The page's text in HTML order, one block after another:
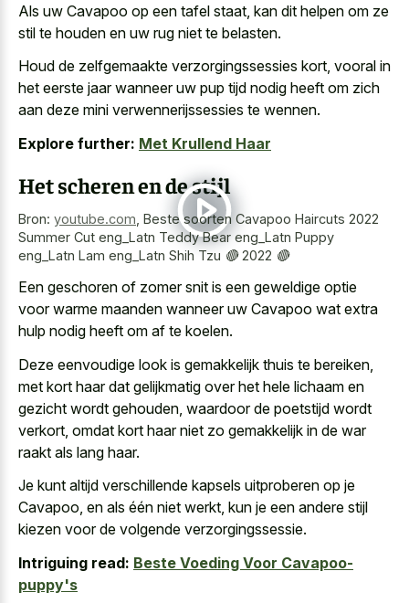
Als uw Cavapoo op een tafel staat, kan dit helpen om ze
stil te houden en uw rug niet te belasten.
Houd de zelfgemaakte verzorgingssessies kort, vooral in
het eerste jaar wanneer uw pup tijd nodig heeft om zich
aan deze mini verwennerijssessies te wennen.
Explore further: Met Krullend Haar
Het scheren en de stijl
Bron: youtube.com Beste soorten Cavapoo Haircuts 2022
Summer Cut eng_Latn Teddy Bear eng_Latn Puppy
eng_Latn Lam eng_Latn Shih Tzu 🔴 2022 🔴
Een geschoren of zomer snit is een geweldige optie
voor warme maanden wanneer uw Cavapoo wat extra
hulp nodig heeft om af te koelen.
Deze eenvoudige look is gemakkelijk thuis te bereiken,
met kort haar dat gelijkmatig over het hele lichaam en
gezicht wordt gehouden, waardoor de poetstijd wordt
verkort, omdat kort haar niet zo gemakkelijk in de war
raakt als lang haar.
Je kunt altijd verschillende kapsels uitproberen op je
Cavapoo, en als één niet werkt, kun je een andere stijl
kiezen voor de volgende verzorgingssessie.
Intriguing read: Beste Voeding Voor Cavapoo-
puppy's